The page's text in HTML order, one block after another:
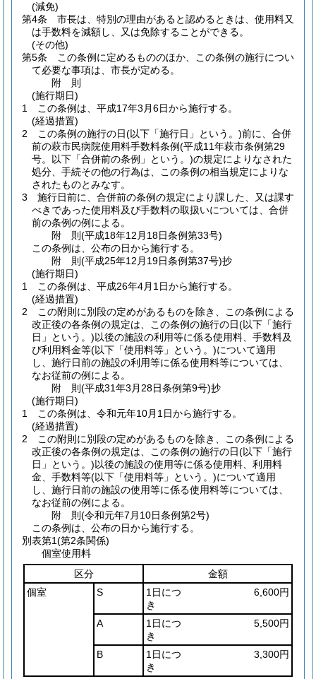
(減免)
第4条
市長は、特別の理由があると認めるときは、使用料又
は手数料を減額し、又は免除することができる。
(その他)
第5条
この条例に定めるもののほか、この条例の施行につい
て必要な事項は、市長が定める。
附 則
(施行期日)
1
この条例は、平成17年3月6日から施行する。
(経過措置)
2
この条例の施行の日(以下「施行日」という。)前に、合併
前の萩市民病院使用料手数料条例(平成11年萩市条例第29
号。以下「合併前の条例」という。)の規定によりなされた
処分、手続その他の行為は、この条例の相当規定によりな
されたものとみなす。
3
施行日前に、合併前の条例の規定により課した、又は課す
べきであった使用料及び手数料の取扱いについては、合併
前の条例の例による。
附 則(平成18年12月18日条例第33号)
この条例は、公布の日から施行する。
附 則(平成25年12月19日条例第37号)抄
(施行期日)
1
この条例は、平成26年4月1日から施行する。
(経過措置)
2
この附則に別段の定めがあるものを除き、この条例による
改正後の各条例の規定は、この条例の施行の日(以下「施行
日」という。)以後の施設の利用等に係る使用料、手数料及
び利用料金等(以下「使用料等」という。)について適用
し、施行日前の施設の利用等に係る使用料等については、
なお従前の例による。
附 則(平成31年3月28日条例第9号)抄
(施行期日)
1
この条例は、令和元年10月1日から施行する。
(経過措置)
2
この附則に別段の定めがあるものを除き、この条例による
改正後の各条例の規定は、この条例の施行の日(以下「施行
日」という。)以後の施設の使用等に係る使用料、利用料
金、手数料等(以下「使用料等」という。)について適用
し、施行日前の施設の使用等に係る使用料等については、
なお従前の例による。
附 則(令和元年7月10日条例第2号)
この条例は、公布の日から施行する。
別表第1(第2条関係)
個室使用料
区分
金額
個室
S
1日につ
き
6,600円
A
1日につ
き
5,500円
B
1日につ
き
3,300円